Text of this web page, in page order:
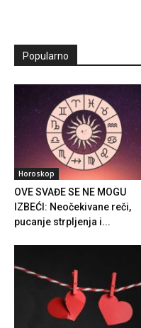
Popularno
Horoskop
OVE SVAĐE SE NE MOGU
IZBEĆI: Neočekivane reči,
pucanje strpljenja i...